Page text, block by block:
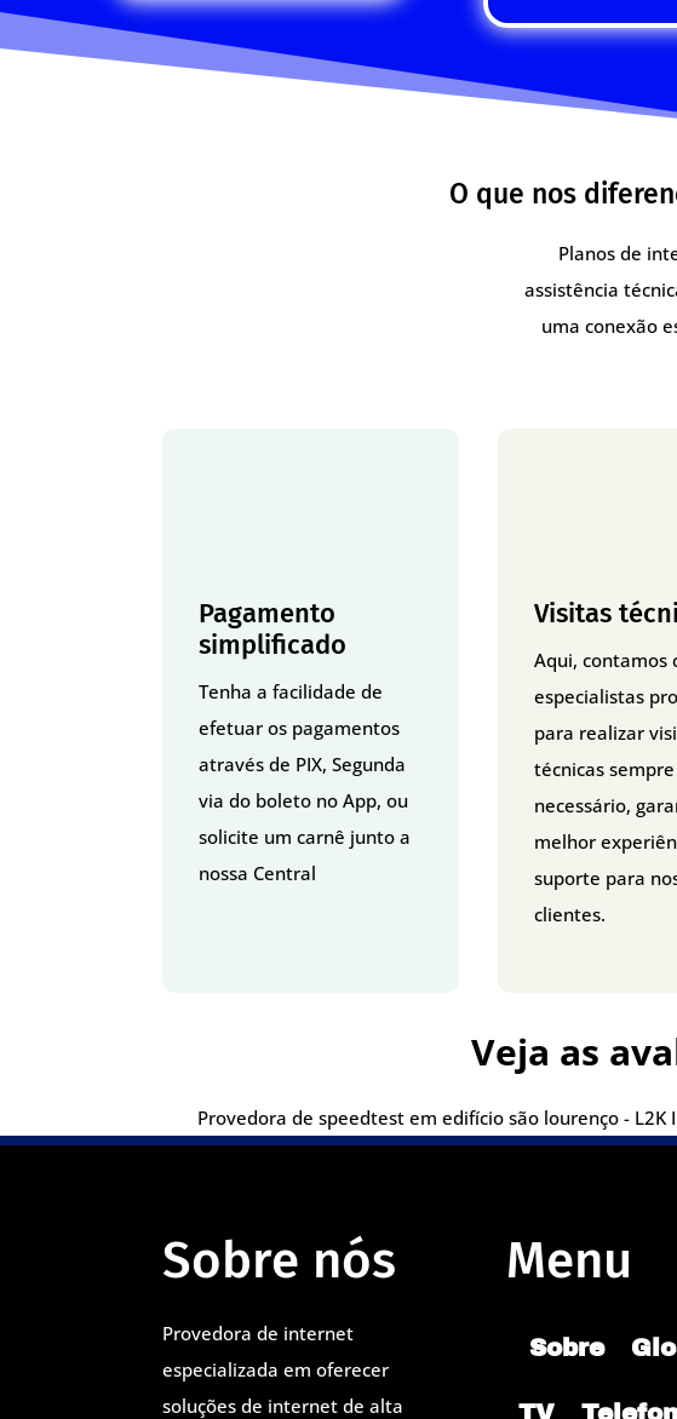
O que nos
Planos de
assistência
uma conexão
Pagamento
simplificado
Tenha a facilidade de
efetuar os pagamentos
através de PIX, Segunda
via do boleto no App, ou
solicite um carnê junto a
nossa Central
Visitas
Aqui, contamos
especialistas
para realizar
técnicas
necessário,
melhor
suporte para
clientes.
Veja as
Provedora de speedtest em edifício são lourenço - L2K
Sobre nós
Provedora de internet
especializada em oferecer
soluções de internet de alta
Menu
Sobre
TV